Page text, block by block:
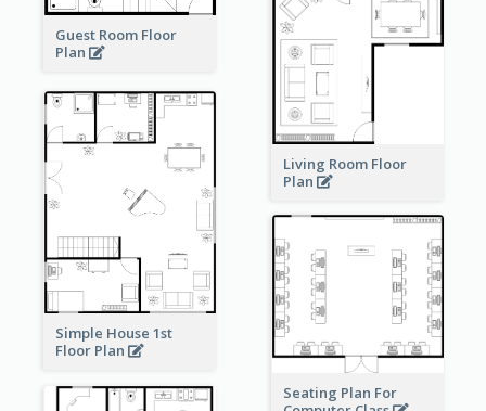
Guest Room Floor
Plan
Living Room Floor
Plan
Simple House 1st
Floor Plan
Seating Plan For